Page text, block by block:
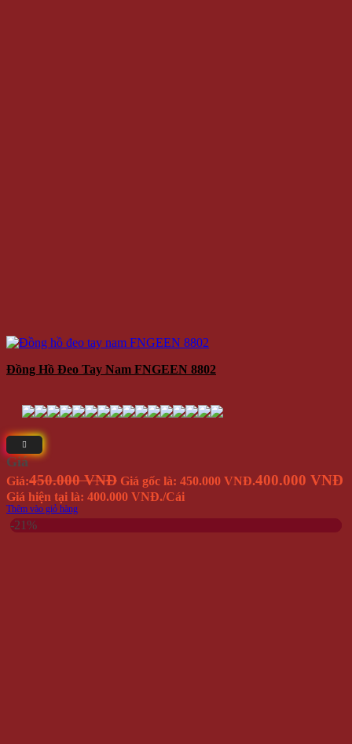
Đồng Hồ Đeo Tay Nam FNGEEN 8802
Giá
Giá:450.000 VNĐ Giá gốc là: 450.000 VNĐ.400.000 VNĐ
Giá hiện tại là: 400.000 VNĐ./Cái
Thêm vào giỏ hàng
-21%